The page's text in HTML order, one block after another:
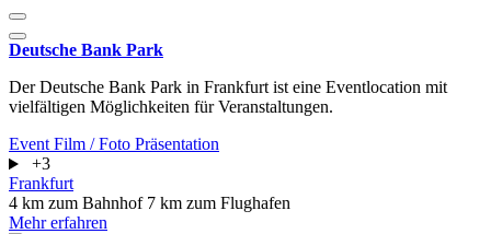
Deutsche Bank Park
Der Deutsche Bank Park in Frankfurt ist eine Eventlocation mit
vielfältigen Möglichkeiten für Veranstaltungen.
Event Film / Foto Präsentation
+3
Frankfurt
4 km zum Bahnhof 7 km zum Flughafen
Mehr erfahren